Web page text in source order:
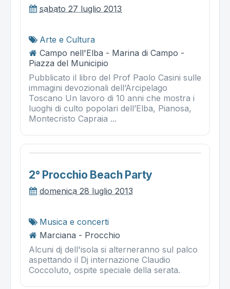
sabato 27 luglio 2013
Arte e Cultura
Campo nell'Elba - Marina di Campo -
Piazza del Municipio
Pubblicato il libro del Prof Paolo Casini sulle
immagini devozionali dell’Arcipelago
Toscano Un lavoro di 10 anni che mostra i
luoghi di culto popolari dell’Elba, Pianosa,
Montecristo Capraia ...
2° Procchio Beach Party
domenica 28 luglio 2013
Musica e concerti
Marciana - Procchio
Alcuni dj dell'isola si alterneranno sul palco
aspettando il Dj internazione Claudio
Coccoluto, ospite speciale della serata.